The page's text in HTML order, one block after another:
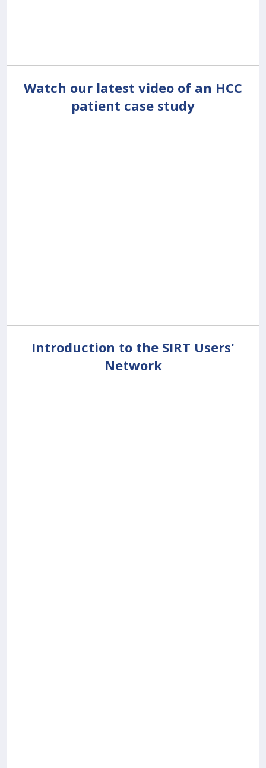
Watch our latest video of an HCC
patient case study
Introduction to the SIRT Users'
Network